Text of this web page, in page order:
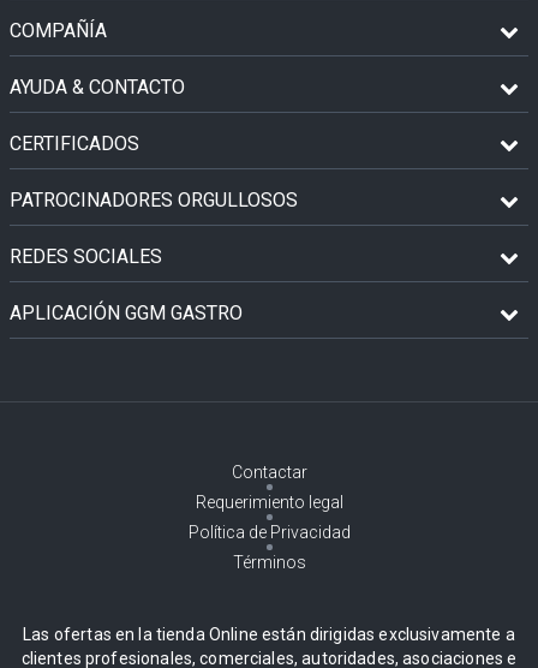
COMPAÑÍA
AYUDA & CONTACTO
CERTIFICADOS
PATROCINADORES ORGULLOSOS
REDES SOCIALES
APLICACIÓN GGM GASTRO
Contactar
Requerimiento legal
Política de Privacidad
Términos
Las ofertas en la tienda Online están dirigidas exclusivamente a
clientes profesionales, comerciales, autoridades, asociaciones e